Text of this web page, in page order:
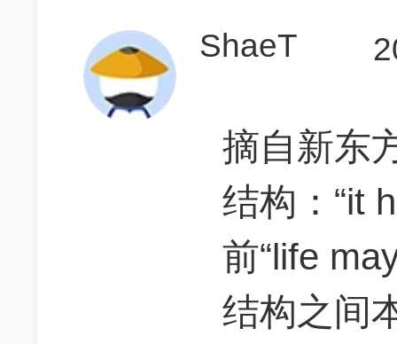
ShaeT
摘自新东
结构：“it
前“life
结构之间